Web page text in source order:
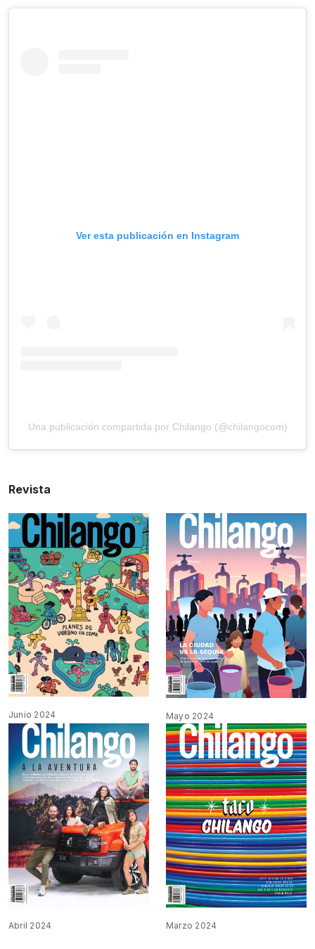
Ver esta publicación en Instagram
Una publicación compartida por Chilango (@chilangocom)
Revista
Junio 2024 Mayo 2024
Abril 2024 Marzo 2024